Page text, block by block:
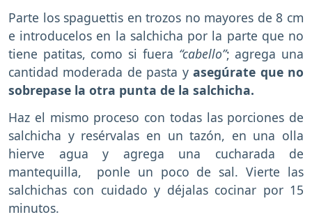
Parte los spaguettis en trozos no mayores de 8 cm
e introducelos en la salchicha por la parte que no
tiene patitas, como si fuera “cabello”; agrega una
cantidad moderada de pasta yasegúrate que no
sobrepase la otra punta de la salchicha.
Haz el mismo proceso con todas las porciones de
salchicha y resérvalas en un tazón, en una olla
hierve agua y agrega una cucharada de
mantequilla, ponle un poco de sal. Vierte las
salchichas con cuidado y déjalas cocinar por 15
minutos.